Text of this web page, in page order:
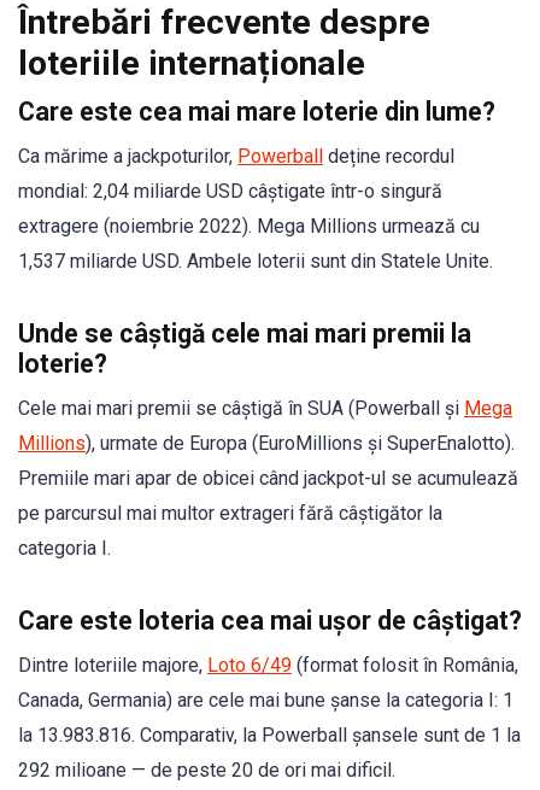
Întrebări frecvente despre
loteriile internaționale
Care este cea mai mare loterie din lume?
Ca mărime a jackpoturilor, Powerball deține recordul
mondial: 2,04 miliarde USD câștigate într-o singură
extragere (noiembrie 2022). Mega Millions urmează cu
1,537 miliarde USD. Ambele loterii sunt din Statele Unite.
Unde se câștigă cele mai mari premii la
loterie?
Cele mai mari premii se câștigă în SUA (Powerball și Mega
Millions), urmate de Europa (EuroMillions și SuperEnalotto).
Premiile mari apar de obicei când jackpot-ul se acumulează
pe parcursul mai multor extrageri fără câștigător la
categoria I.
Care este loteria cea mai ușor de câștigat?
Dintre loteriile majore, Loto 6/49 (format folosit în România,
Canada, Germania) are cele mai bune șanse la categoria I: 1
la 13.983.816. Comparativ, la Powerball șansele sunt de 1 la
292 milioane — de peste 20 de ori mai dificil.